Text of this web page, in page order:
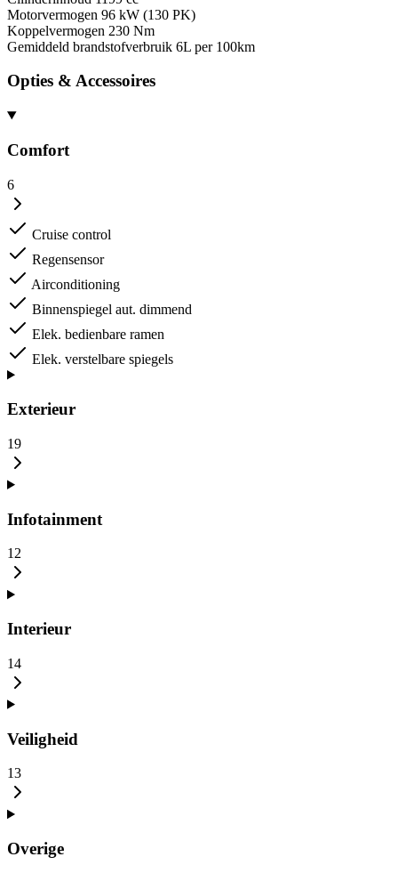
Motorvermogen 96 kW (130 PK)
Koppelvermogen 230 Nm
Gemiddeld brandstofverbruik 6L per 100km
Opties & Accessoires
Comfort
6
Cruise control
Regensensor
Airconditioning
Binnenspiegel aut. dimmend
Elek. bedienbare ramen
Elek. verstelbare spiegels
Exterieur
19
Infotainment
12
Interieur
14
Veiligheid
13
Overige